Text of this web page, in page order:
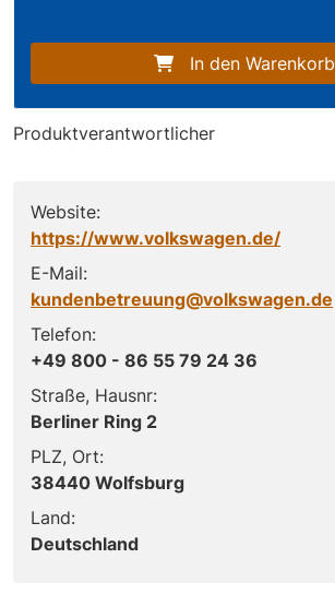
In den Warenkorb
Produktverantwortlicher
Website:
https://www.volkswagen.de/
E-Mail:
kundenbetreuung@volkswagen.de
Telefon:
+49 800 - 86 55 79 24 36
Straße, Hausnr:
Berliner Ring 2
PLZ, Ort:
38440 Wolfsburg
Land:
Deutschland